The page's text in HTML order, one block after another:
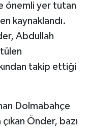
önemli yer tutan
kaynaklandı.
Abdullah
takip ettiği
Dolmabahçe
Önder, bazı